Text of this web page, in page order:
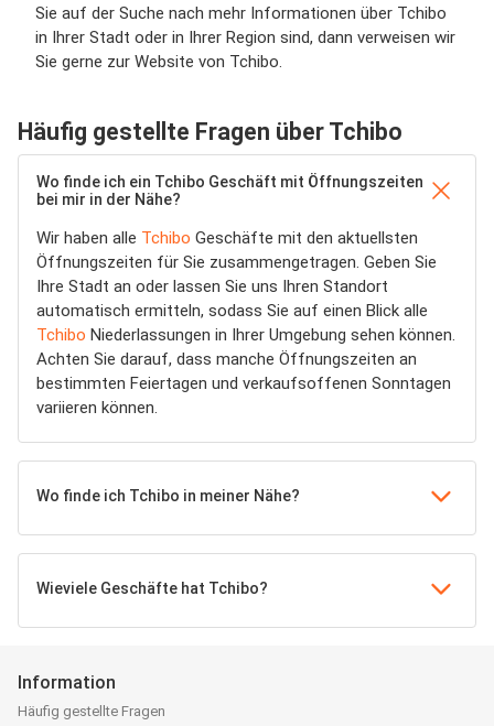
Sie auf der Suche nach mehr Informationen über Tchibo
in Ihrer Stadt oder in Ihrer Region sind, dann verweisen wir
Sie gerne zur Website von Tchibo.
Häufig gestellte Fragen über Tchibo
Wo finde ich ein Tchibo Geschäft mit Öffnungszeiten
bei mir in der Nähe?
Wir haben alle Tchibo Geschäfte mit den aktuellsten
Öffnungszeiten für Sie zusammengetragen. Geben Sie
Ihre Stadt an oder lassen Sie uns Ihren Standort
automatisch ermitteln, sodass Sie auf einen Blick alle
Tchibo Niederlassungen in Ihrer Umgebung sehen können.
Achten Sie darauf, dass manche Öffnungszeiten an
bestimmten Feiertagen und verkaufsoffenen Sonntagen
variieren können.
Wo finde ich Tchibo in meiner Nähe?
Wieviele Geschäfte hat Tchibo?
Information
Häufig gestellte Fragen